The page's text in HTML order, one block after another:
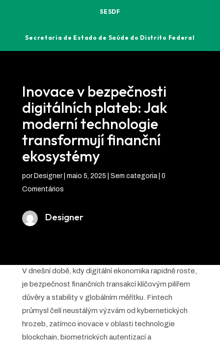
SESDF
Secretaria de Estado de Saúde do Distrito Federal
Inovace v bezpečnosti
digitálních plateb: Jak
moderní technologie
transformují finanční
ekosystémy
por Designer| maio 5, 2025 | Sem categoria | 0
Comentários
Designer
V dnešní době, kdy digitální ekonomika rapidně roste,
je bezpečnost finančních transakcí klíčovým pilířem
důvěry a stability v globálním měřítku. Fintech
průmysl čelí neustálým výzvám od kybernetických
hrozeb, zatímco inovace v oblasti technologie
blockchain, biometrických autentizací a